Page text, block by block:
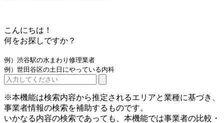
こんにちは！
何をお探しですか？
例）渋谷駅の水まわり修理業者
例）世田谷区の土日にやっている内科
※本機能は検索内容から推定されるエリアと業種に基づき、
事業者情報の検索を補助するものです。
いかなる内容の検索であっても、本機能では事業者の比較・